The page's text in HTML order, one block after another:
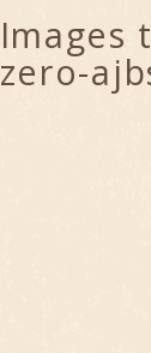
Images
zero-